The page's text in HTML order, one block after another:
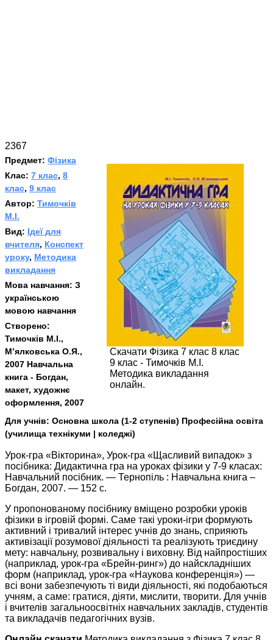
2367
Скачати Фізика 7 клас 8 клас
9 клас - Тимочків М.І.
Методика викладання
онлайн.
Предмет: Фізика
Клас: 7 клас, 8
клас, 9 клас
Автор: Тимочків
М.І.
Вид: Ідеї для
вчителя, Конспект
уроку, Методика
викладання
Мова навчання: З
українською
мовою навчання
Створено:
Тимочків М.І.,
М’ялковська О.Я.,
2007 Навчальна
книга - Богдан,
макет, художнє
оформлення, 2007
Для учнів: Основна школа (1-2 ступенів) Професійна освіта
(училища технікуми | коледжі)
Урок-гра «Вікторина», Урок-гра «Щасливий випадок» з
посібника: Дидактична гра на уроках фізики у 7-9 класах:
Навчальний посібник. — Тернопіль : Навчальна книга –
Богдан, 2007. — 152 с.
У пропонованому посібнику вміщено розробки уроків
фізики в ігровій формі. Саме такі уроки-ігри формують
активний і тривалий інтерес учнів до знань, сприяють
активізації розумової діяльності та реалізують триєдину
мету: навчальну, розвивальну і виховну. Від найпростіших
(наприклад, урок-гра «Брейн-ринг») до найскладніших
форм (наприклад, урок-гра «Наукова конференція») —
всі вони забезпечують ті види діяльності, які подобаються
учням, а саме: гратися, діяти, мислити, творити. Для учнів
і вчителів загальноосвітніх навчальних закладів, студентів
та викладачів педагогічних вузів.